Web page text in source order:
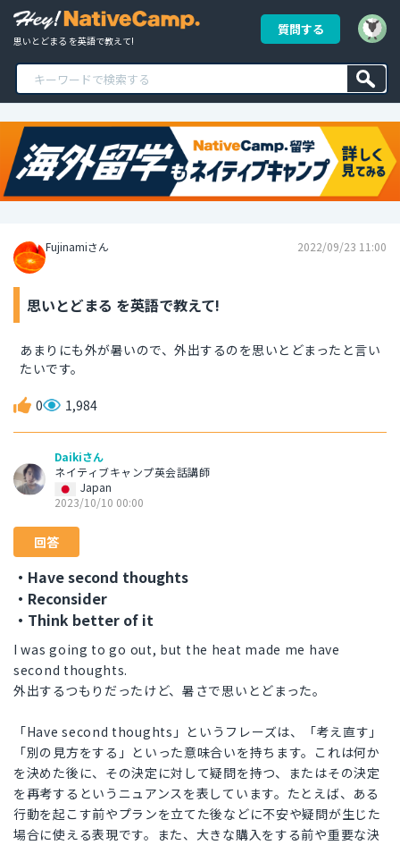
思いとどまる を英語で教えて!
質問する
Fujinamiさん 2022/09/23 11:00
思いとどまる を英語で教えて!
あまりにも外が暑いので、外出するのを思いとどまったと言い
たいです。
0 1,984
Daikiさん
ネイティブキャンプ英会話講師
Japan
2023/10/10 00:00
回答
・Have second thoughts
・Reconsider
・Think better of it
I was going to go out, but the heat made me have
second thoughts.
外出するつもりだったけど、暑さで思いとどまった。
「Have second thoughts」というフレーズは、「考え直す」
「別の見方をする」といった意味合いを持ちます。これは何か
を決めた後に、その決定に対して疑問を持つ、またはその決定
を再考するというニュアンスを表しています。たとえば、ある
行動を起こす前やプランを立てた後などに不安や疑問が生じた
場合に使える表現です。また、大きな購入をする前や重要な決